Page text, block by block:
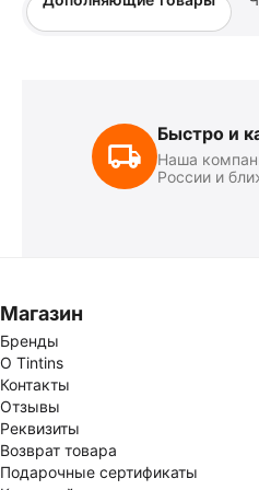
Быстро и
Наша
России и
Магазин
Бренды
О Tintins
Контакты
Отзывы
Реквизиты
Возврат товара
Подарочные сертификаты